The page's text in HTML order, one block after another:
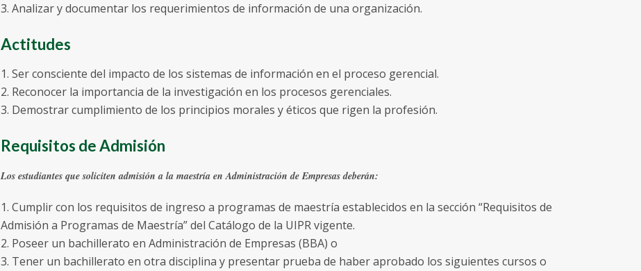
3. Analizar y documentar los requerimientos de información de una organización.
Actitudes
1. Ser consciente del impacto de los sistemas de información en el proceso gerencial.
2. Reconocer la importancia de la investigación en los procesos gerenciales.
3. Demostrar cumplimiento de los principios morales y éticos que rigen la profesión.
Requisitos de Admisión
Los estudiantes que soliciten admisión a la maestría en Administración de Empresas deberán:
1. Cumplir con los requisitos de ingreso a programas de maestría establecidos en la sección “Requisitos de
Admisión a Programas de Maestría” del Catálogo de la UIPR vigente.
2. Poseer un bachillerato en Administración de Empresas (BBA) o
3. Tener un bachillerato en otra disciplina y presentar prueba de haber aprobado los siguientes cursos o